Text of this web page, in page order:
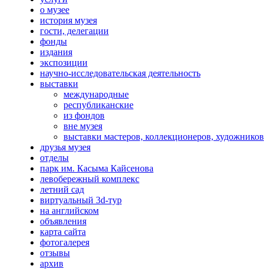
о музее
история музея
гости, делегации
фонды
издания
экспозиции
научно-исследовательская деятельность
выставки
международные
республиканские
из фондов
вне музея
выставки мастеров, коллекционеров, художников
друзья музея
отделы
парк им. Касыма Кайсенова
левобережный комплекс
летний сад
виртуальный 3d-тур
на английском
объявления
карта сайта
фотогалерея
отзывы
архив